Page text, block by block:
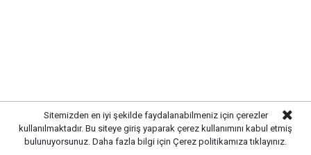
Sitemizden en iyi şekilde faydalanabilmeniz için çerezler
kullanılmaktadır. Bu siteye giriş yaparak çerez kullanımını kabul etmiş
bulunuyorsunuz. Daha fazla bilgi için Çerez politikamıza tıklayınız.